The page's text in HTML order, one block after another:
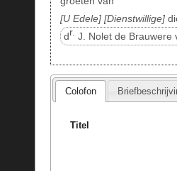
U Edele
Dienstwillige
dr. J. Nolet de Brauwere
Colofon
Titel